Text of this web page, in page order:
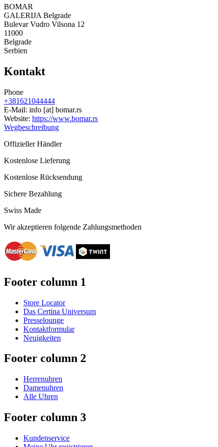
BOMAR
GALERIJA Belgrade
Bulevar Vudro Vilsona 12
11000
Belgrade
Serbien
Kontakt
Phone
+381621044444
E-Mail: info [at] bomar.rs
Website: https://www.bomar.rs
Wegbeschreibung
Offizieller Händler
Kostenlose Lieferung
Kostenlose Rücksendung
Sichere Bezahlung
Swiss Made
Wir akzeptieren folgende Zahlungsmethoden
Footer column 1
Store Locator
Das Certina Universum
Presselounge
Kontaktformular
Neuigkeiten
Footer column 2
Herrenuhren
Damenuhren
Alle Uhren
Footer column 3
Kundenservice